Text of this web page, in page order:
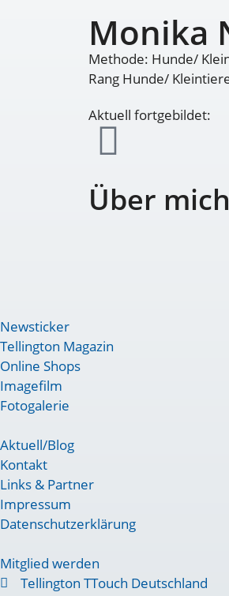
Monika
Methode: Hunde/
Rang Hunde/
Aktuell fortgebildet:
Über mich
Newsticker
Tellington Magazin
Online Shops
Imagefilm
Fotogalerie
Aktuell/Blog
Kontakt
Links & Partner
Impressum
Datenschutzerklärung
Mitglied werden
Tellington TTouch Deutschland